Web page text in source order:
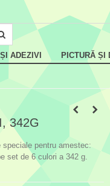
ADEZIVI PICTURĂ ȘI
342G
pentru amestec:
set de 6 culori a 342 g.